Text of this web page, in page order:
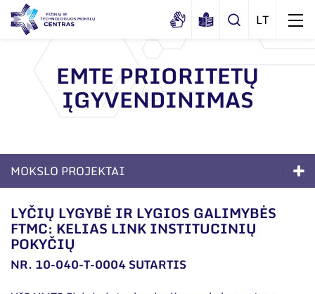
Apie mus
Dokumentai
Sertifikatai ir akreditavimo pažymėjimai
Viešieji pirkimai
Korupcijos prevencija
Duomenų apsauga
Darbuotojams
Nuorodos
Administracija
Administraciniai skyriai
Moksliniai skyriai
Mokslo taryba
Tarptautinė patarėjų taryba
Naujienos
Renginiai
Tinklalaidės
Bendri rekvizitai
Administracija
EMTE PRIORITETŲ
ĮGYVENDINIMAS
MOKSLO PROJEKTAI
Kompetencijos
Ilgalaikės programos
Moksliniai skyriai
LYČIŲ LYGYBĖ IR LYGIOS GALIMYBĖS
FTMC: KELIAS LINK INSTITUCINIŲ
POKYČIŲ
NR. 10-040-T-0004 SUTARTIS